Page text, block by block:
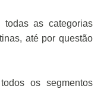
as categorias
até por questão
os segmentos